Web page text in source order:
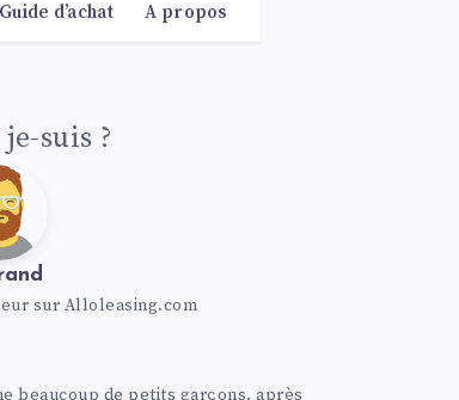
Guide d’achat A propos
suis ?
sur Alloleasing.com
beaucoup de petits garçons, après